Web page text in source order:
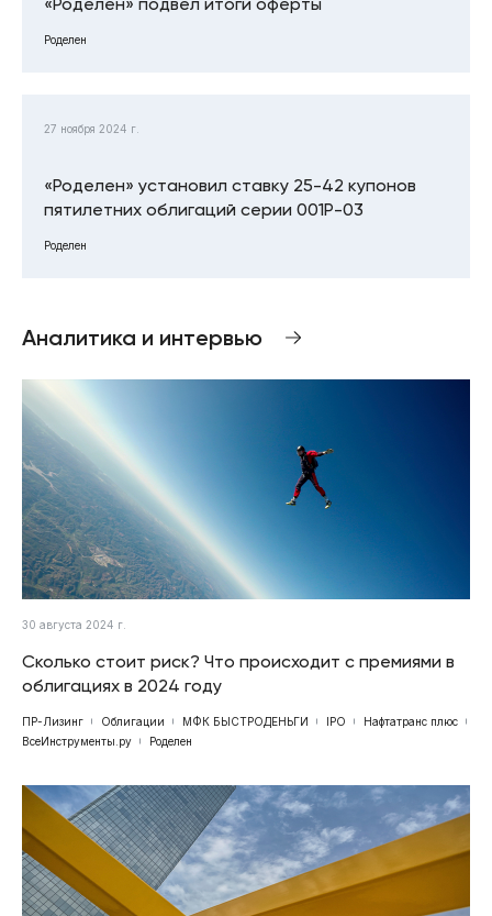
Роделен
27 ноября 2024 г.
«Роделен» установил ставку 25-42 купонов
пятилетних облигаций серии 001Р-03
Роделен
Аналитика и интервью
30 августа 2024 г.
Сколько стоит риск? Что происходит с премиями в
облигациях в 2024 году
ПР-Лизинг Облигации МФК БЫСТРОДЕНЬГИ IPO
Нафтатранс плюс
ВсеИнструменты.ру
Роделен